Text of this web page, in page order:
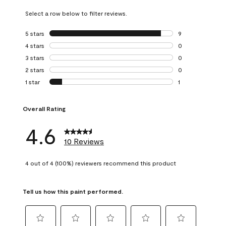
Select a row below to filter reviews.
5 stars stars
9
9 reviews with 5
4 stars stars
0
0 reviews with 4
3 stars stars
0
0 reviews with 3
2 stars stars
0
0 reviews with 2
1 star stars
1
Overall Rating
4.6 10 Reviews
4 out of 4 (100%) reviewers recommend this product
Tell us how this paint performed.